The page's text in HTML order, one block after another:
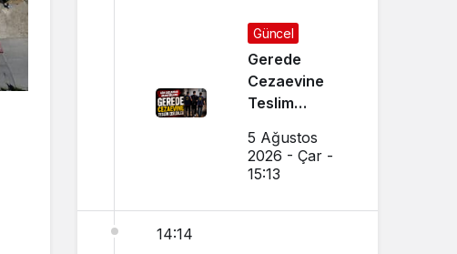
Güncel
Gerede
Cezaevine
Teslim
5 Ağustos
2026 - Çar -
15:13
14:14